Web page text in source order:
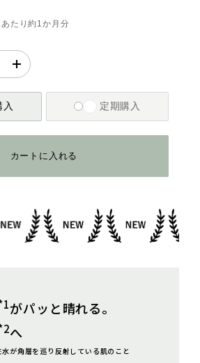
たり約1か月分
入 定期購入
カートに入れる
がパッと晴れる。
へ
が角層を巡り反射している肌のこと